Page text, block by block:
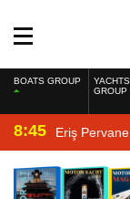
BOATS GROUP
YACHTS
GROUP
8:45 Eriş